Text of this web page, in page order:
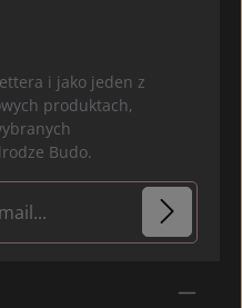
i jako jeden z
produktach,
Budo.
że przeczytałeś
polami obowiązkowymi.